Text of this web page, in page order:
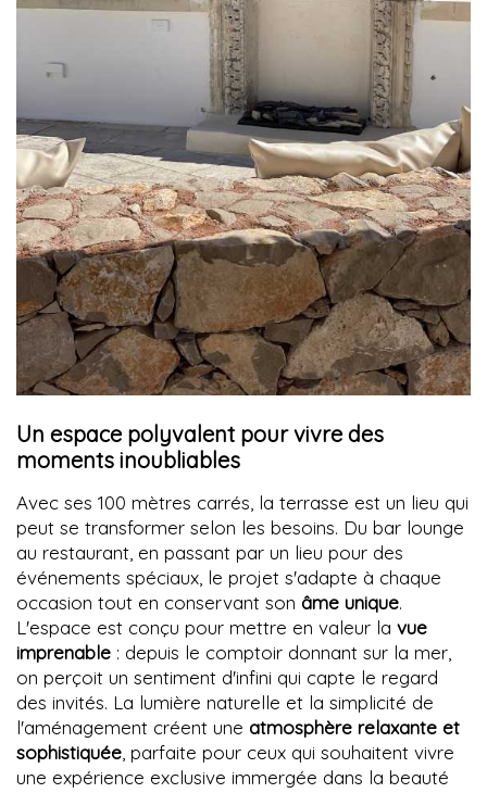
Un espace polyvalent pour vivre des
moments inoubliables
Avec ses 100 mètres carrés, la terrasse est un lieu qui
peut se transformer selon les besoins. Du bar lounge
au restaurant, en passant par un lieu pour des
événements spéciaux, le projet s'adapte à chaque
occasion tout en conservant son âme unique.
L'espace est conçu pour mettre en valeur la vue
imprenable : depuis le comptoir donnant sur la mer,
on perçoit un sentiment d'infini qui capte le regard
des invités. La lumière naturelle et la simplicité de
l'aménagement créent une atmosphère relaxante et
sophistiquée , parfaite pour ceux qui souhaitent vivre
une expérience exclusive immergée dans la beauté